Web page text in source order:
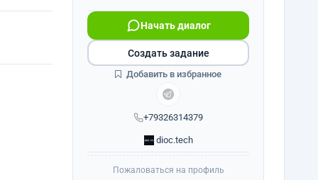
+79326314379
Начать диалог
dioc.tech
Создать задание
Добавить в избранное
Пожаловаться на профиль